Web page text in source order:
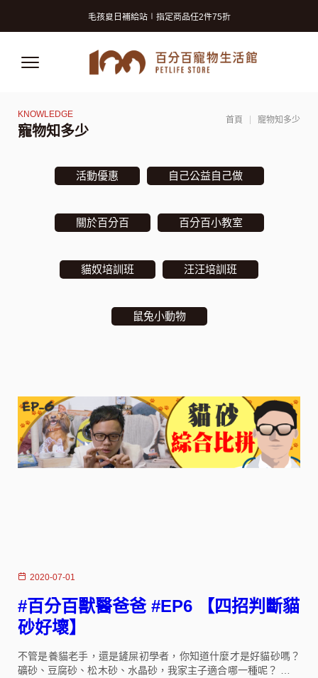
寵物知多少
首頁 寵物知多少
活動優惠 自己公益自己做
關於百分百 百分百小教室
貓奴培訓班 汪汪培訓班
鼠兔小動物
2020-07-01
#百分百獸醫爸爸 #EP6 【四招判斷貓
砂好壞】
不管是養貓老手，還是鏟屎初學者，你知道什麼才是好貓砂嗎？
礦砂、豆腐砂、松木砂、水晶砂，我家主子適合哪一種呢？ 用不
獸醫師推薦的寵物保險! 守護毛孩再升級!